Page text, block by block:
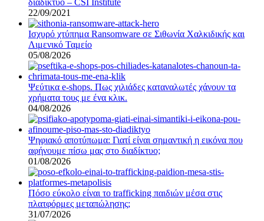
22/09/2021
Ισχυρό χτύπημα Ransomware σε Σιθωνία Χαλκιδικής και
Λιμενικό Ταμείο
05/08/2026
Ψεύτικα e-shops. Πως χιλιάδες καταναλωτές χάνουν τα
χρήματα τους με ένα κλικ.
04/08/2026
Ψηφιακό αποτύπωμα: Γιατί είναι σημαντική η εικόνα που
αφήνουμε πίσω μας στο διαδίκτυο;
01/08/2026
Πόσο εύκολο είναι το trafficking παιδιών μέσα στις
πλατφόρμες μεταπώλησης;
31/07/2026